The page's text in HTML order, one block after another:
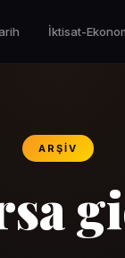
İktisat-
ARŞIV